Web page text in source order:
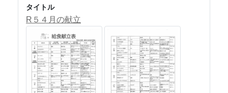
タイトル
R５４月の献立